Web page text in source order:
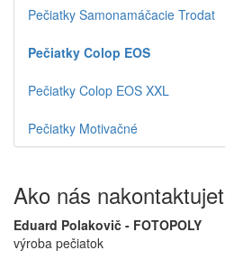
Pečiatky Samonamáčacie Trodat
Pečiatky Colop EOS
Pečiatky Colop EOS XXL
Pečiatky Motivačné
Ako nás
Eduard Polakovič - FOTOPOLY
výroba pečiatok